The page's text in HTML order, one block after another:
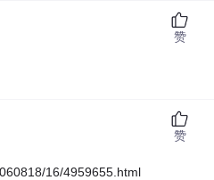
赞
16/4959655.html
赞